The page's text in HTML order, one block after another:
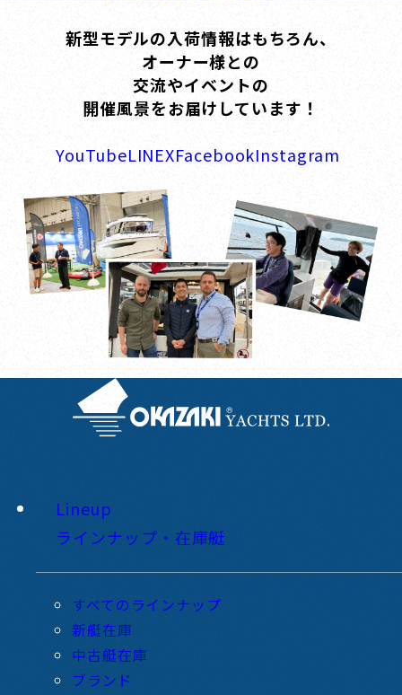
新型モデルの入荷情報はもちろん、
オーナー様との
交流やイベントの
開催風景をお届けしています！
YouTubeLINEXFacebookInstagram
Lineup
ラインナップ・在庫艇
すべてのラインナップ
新艇在庫
中古艇在庫
ブランド